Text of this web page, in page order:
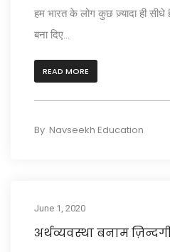
हम भारत के लोग कुछ ज़्यादा ही
बना दिए...
READ MORE
By Navseekh Education
June 1, 2020
अर्थव्यवस्था बनाम